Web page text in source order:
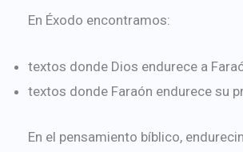
En Éxodo encontramos:
textos donde Dios endurece a
textos donde Faraón endurece su
En el pensamiento bíblico,